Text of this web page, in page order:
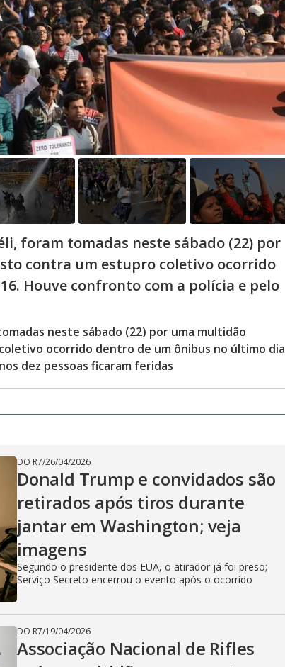
foram tomadas neste sábado (22) por
contra um estupro coletivo ocorrido
Houve confronto com a polícia e pelo
neste sábado (22) por uma multidão
ocorrido dentro de um ônibus no último dia
dez pessoas ficaram feridas
DO R7/26/04/2026
Donald Trump e convidados são
retirados após tiros durante
jantar em Washington; veja
imagens
Segundo o presidente dos EUA, o atirador já foi preso;
Serviço Secreto encerrou o evento após o ocorrido
DO R7/19/04/2026
Associação Nacional de Rifles